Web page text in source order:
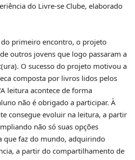
do Livre-se Clube, elaborado
primeiro encontro, o projeto
outros jovens que logo passaram a
O sucesso do projeto motivou a
composta por livros lidos pelos
leitura acontece de forma
não é obrigado a participar. À
consegue evoluir na leitura, a partir
não só suas opções
que faz do mundo, adquirindo
a partir do compartilhamento de